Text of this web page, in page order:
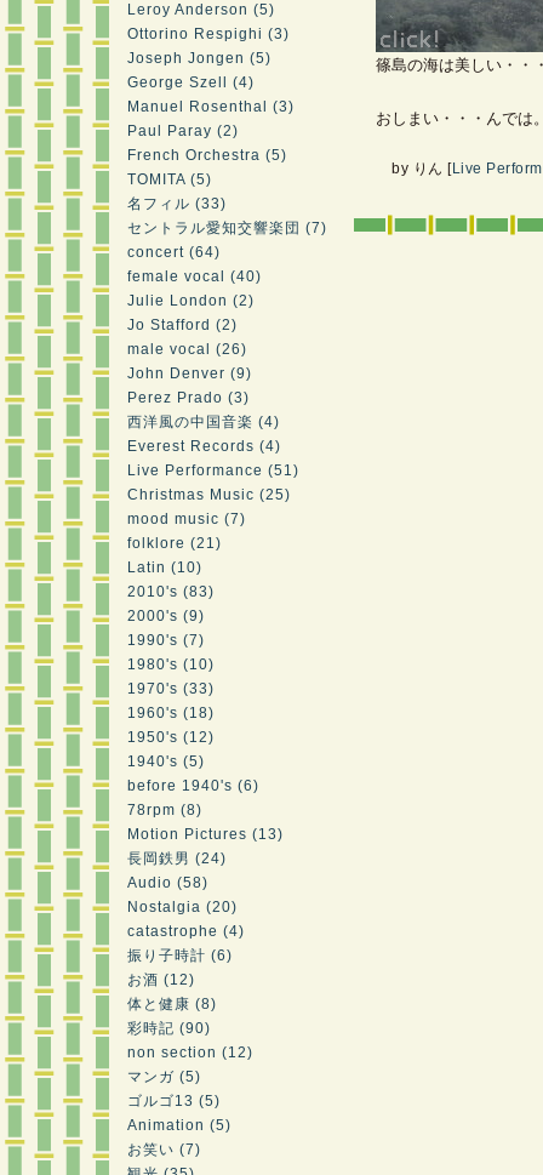
Leroy Anderson (5)
Ottorino Respighi (3)
Joseph Jongen (5)
George Szell (4)
Manuel Rosenthal (3)
Paul Paray (2)
French Orchestra (5)
TOMITA (5)
名フィル (33)
セントラル愛知交響楽団 (7)
concert (64)
female vocal (40)
Julie London (2)
Jo Stafford (2)
male vocal (26)
John Denver (9)
Perez Prado (3)
西洋風の中国音楽 (4)
Everest Records (4)
Live Performance (51)
Christmas Music (25)
mood music (7)
folklore (21)
Latin (10)
2010's (83)
2000's (9)
1990's (7)
1980's (10)
1970's (33)
1960's (18)
1950's (12)
1940's (5)
before 1940's (6)
78rpm (8)
Motion Pictures (13)
長岡鉄男 (24)
Audio (58)
Nostalgia (20)
catastrophe (4)
振り子時計 (6)
お酒 (12)
体と健康 (8)
彩時記 (90)
non section (12)
マンガ (5)
ゴルゴ13 (5)
Animation (5)
お笑い (7)
篠島の海は美しい・・
おしまい・・・んでは
by りん [Live